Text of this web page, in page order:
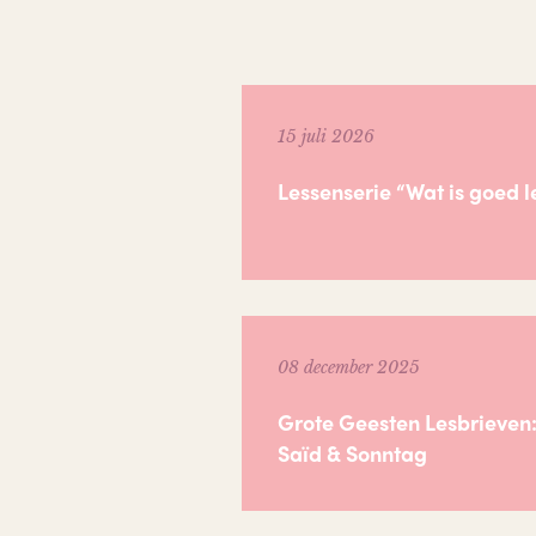
15 juli 2026
Lessenserie “Wat is goed
08 december 2025
Grote Geesten
Saïd & Sonntag